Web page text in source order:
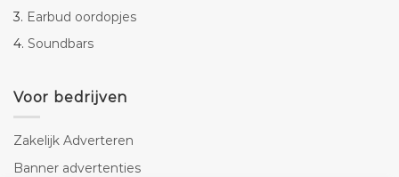
3. Earbud oordopjes
4. Soundbars
Voor bedrijven
Zakelijk Adverteren
Banner advertenties